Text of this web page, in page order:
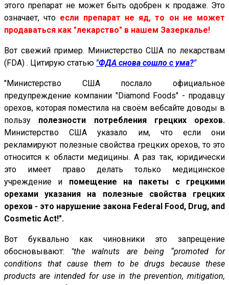
этого препарат не может быть одобрен к продаже. Это
означает, что если препарат не яд, то он не может
продаваться как "лекарство" в нашем Зазеркалье!
Вот свежий пример. Министерство США по лекарствам
(FDA) . Цитирую статью "ФДА снова сошло с ума?"
"Министерство США послало официальное
предупреждение компании "Diamond Foods" - продавцу
орехов, которая поместила на своём вебсайте доводы в
пользу полезности потребления грецких орехов.
Министерство США указало им, что если они
рекламируют полезные свойства грецких орехов, то это
относится к области медицины. А раз так, юридически
это имеет право делать только медицинское
учреждение и помещение на пакеты с грецкими
орехами указания на полезные свойства грецких
орехов - это нарушение закона Federal Food, Drug, and
Cosmetic Act!".
Вот буквально как чиновники это запрещение
обосновывают: "the walnuts are being “promoted for
conditions that cause them to be drugs because these
products are intended for use in the prevention, mitigation,